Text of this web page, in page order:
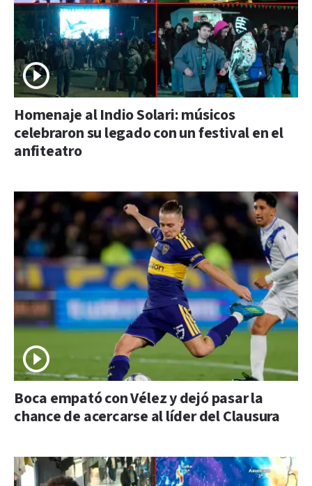
Homenaje al Indio Solari: músicos
celebraron su legado con un festival en el
anfiteatro
Boca empató con Vélez y dejó pasar la
chance de acercarse al líder del Clausura